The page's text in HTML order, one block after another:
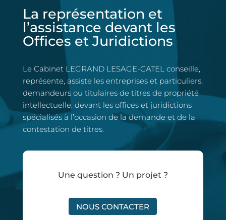
La représentation et
l’assistance devant les
Offices et Juridictions
Le Cabinet LEGRAND LESAGE-CATEL conseille,
représente, assiste les entreprises et particuliers,
demandeurs ou titulaires de titres de propriété
intellectuelle, devant les offices et juridictions
spécialisés à l’occasion de la demande et de la
contestation de titres.
Une question ? Un projet ?
NOUS CONTACTER